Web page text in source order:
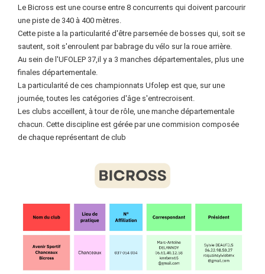
Le Bicross est une course entre 8 concurrents qui doivent parcourir
une piste de 340 à 400 mètres.
Cette piste a la particularité d'être parsemée de bosses qui, soit se
sautent, soit s'enroulent par babrage du vélo sur la roue arrière.
Au sein de l'UFOLEP 37,il y a 3 manches départementales, plus une
finales départementale.
La particularité de ces championnats Ufolep est que, sur une
journée, toutes les catégories d'âge s'entrecroisent.
Les clubs acceillent, à tour de rôle, une manche départementale
chacun. Cette discipline est gérée par une commision composée
de chaque représentant de club